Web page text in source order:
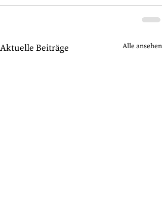
Aktuelle Beiträge Alle ansehen